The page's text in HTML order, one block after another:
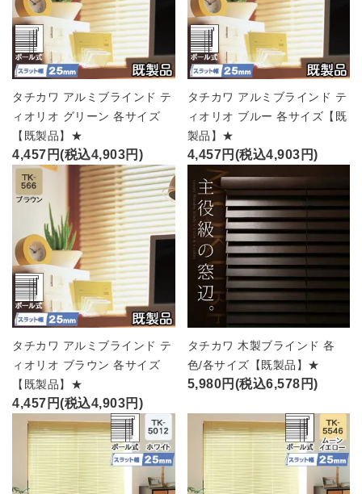
タチカワ アルミブラインド テ
ィオリオ グリーン 各サイズ
【既製品】★
4,457円(税込4,903円)
タチカワ アルミブラインド テ
ィオリオ ブルー 各サイズ【既
製品】★
4,457円(税込4,903円)
タチカワ アルミブラインド テ
ィオリオ ブラウン 各サイズ
【既製品】★
4,457円(税込4,903円)
タチカワ 木製ブラインド 各
色/各サイズ【既製品】★
5,980円(税込6,578円)